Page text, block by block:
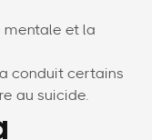
mentale et la
conduit certains
au suicide.